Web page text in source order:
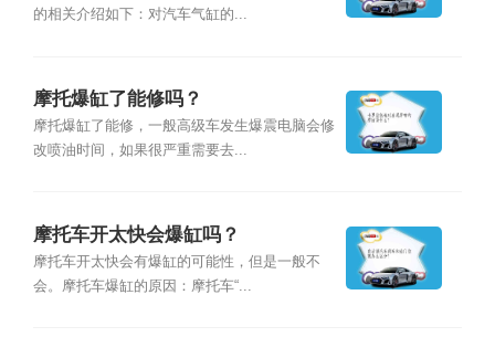
的相关介绍如下：对汽车气缸的...
摩托爆缸了能修吗？
摩托爆缸了能修，一般高级车发生爆震电脑会修
改喷油时间，如果很严重需要去...
摩托车开太快会爆缸吗？
摩托车开太快会有爆缸的可能性，但是一般不
会。摩托车爆缸的原因：摩托车“...